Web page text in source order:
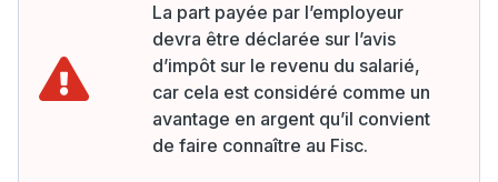
La part payée par l’employeur
devra être déclarée sur l’avis
d’impôt sur le revenu du salarié,
car cela est considéré comme un
avantage en argent qu’il convient
de faire connaître au Fisc.